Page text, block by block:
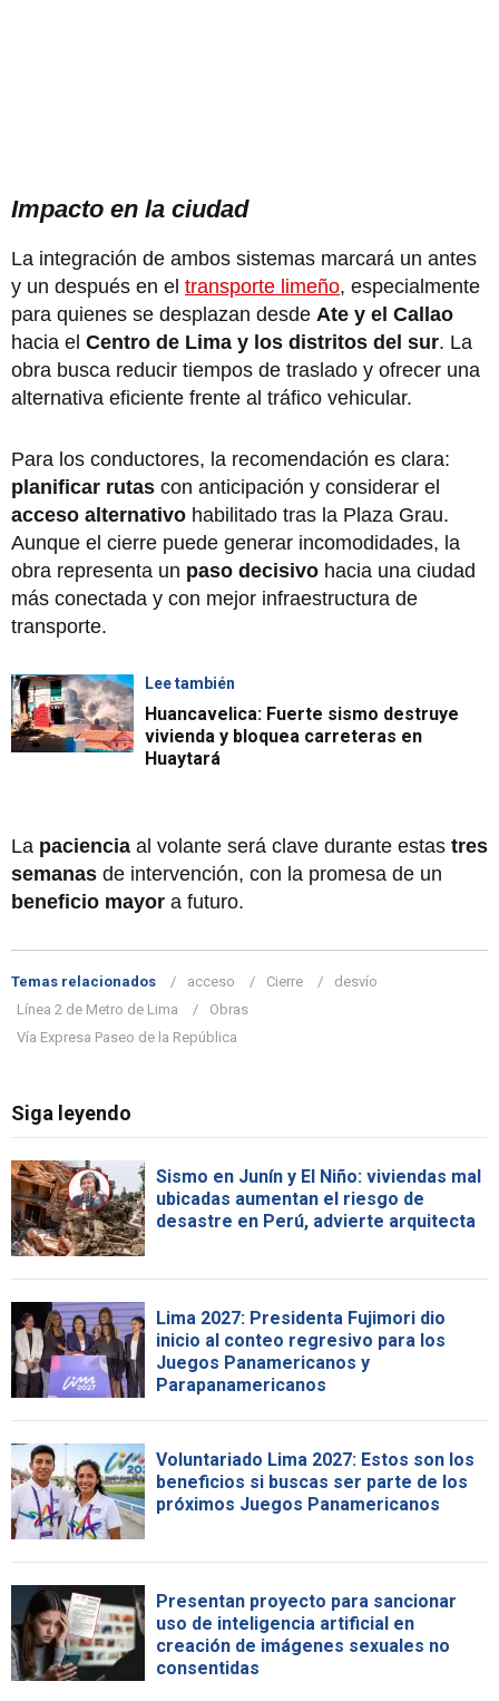
Impacto en la ciudad
La integración de ambos sistemas marcará un antes
y un después en el transporte limeño, especialmente
para quienes se desplazan desde Ate y el Callao
hacia el Centro de Lima y los distritos del sur. La
obra busca reducir tiempos de traslado y ofrecer una
alternativa eficiente frente al tráfico vehicular.
Para los conductores, la recomendación es clara:
planificar rutas con anticipación y considerar el
acceso alternativo habilitado tras la Plaza Grau.
Aunque el cierre puede generar incomodidades, la
obra representa un paso decisivo hacia una ciudad
más conectada y con mejor infraestructura de
transporte.
Lee también
Huancavelica: Fuerte sismo destruye
vivienda y bloquea carreteras en
Huaytará
La paciencia al volante será clave durante estas tres
semanas de intervención, con la promesa de un
beneficio mayor a futuro.
Temas relacionados acceso Cierre
desvío
Línea 2 de Metro de Lima
Obras
Vía Expresa Paseo de la República
Siga leyendo
Sismo en Junín y El Niño: viviendas mal
ubicadas aumentan el riesgo de
desastre en Perú, advierte arquitecta
Lima 2027: Presidenta Fujimori dio
inicio al conteo regresivo para los
Juegos Panamericanos y
Parapanamericanos
Voluntariado Lima 2027: Estos son los
beneficios si buscas ser parte de los
próximos Juegos Panamericanos
Presentan proyecto para sancionar
uso de inteligencia artificial en
creación de imágenes sexuales no
consentidas